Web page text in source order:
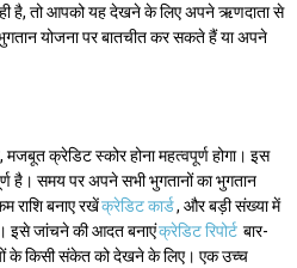
है, तो आपको यह देखने के लिए अपने ऋणदाता से
योजना पर बातचीत कर सकते हैं या अपने
क्रेडिट स्कोर होना महत्वपूर्ण होगा। इस
है। समय पर अपने सभी भुगतानों का भुगतान
राशि बनाए रखेंक्रेडिट कार्ड, और बड़ी संख्या में
इसे जांचने की आदत बनाएंक्रेडिट रिपोर्ट बार-
के किसी संकेत को देखने के लिए। एक उच्च